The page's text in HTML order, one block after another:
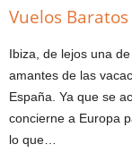
Vuelos
Ibiza, de lejos una
amantes de las
España. Ya que se
concierne a Europa
lo que…